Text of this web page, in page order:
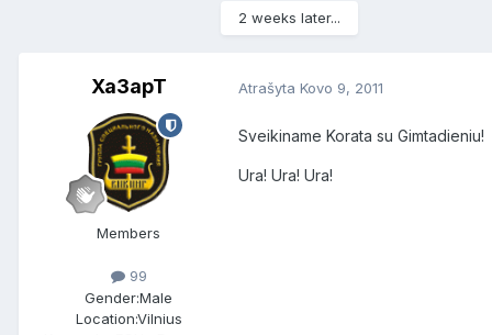
2 weeks later...
Xa3apT
Members
99
Gender:Male
Location:Vilnius
Atrašyta Kovo 9, 2011
Sveikiname Korata su Gimtadieniu!
Ura! Ura! Ura!